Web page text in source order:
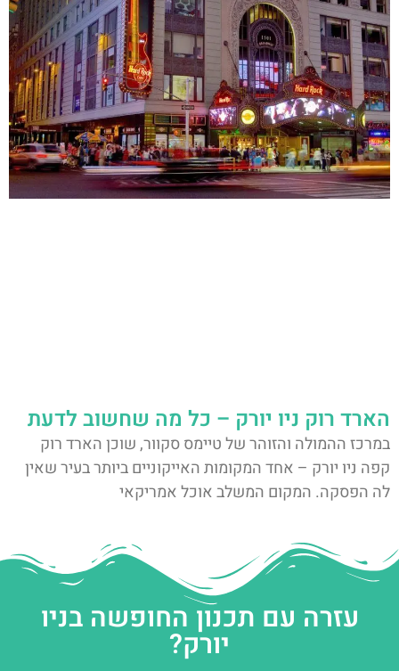
הארד רוק ניו יורק – כל מה שחשוב לדעת
במרכז ההמולה והזוהר של טיימס סקוור, שוכן הארד רוק
קפה ניו יורק – אחד המקומות האייקוניים ביותר בעיר שאין
לה הפסקה. המקום המשלב אוכל אמריקאי
עזרה עם תכנון החופשה בניו
יורק?